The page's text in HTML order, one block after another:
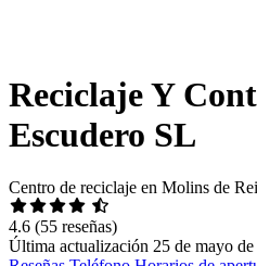
Reciclaje Y
Escudero SL
Centro de reciclaje en Molins de
4.6 (55 reseñas)
Última actualización 25 de mayo